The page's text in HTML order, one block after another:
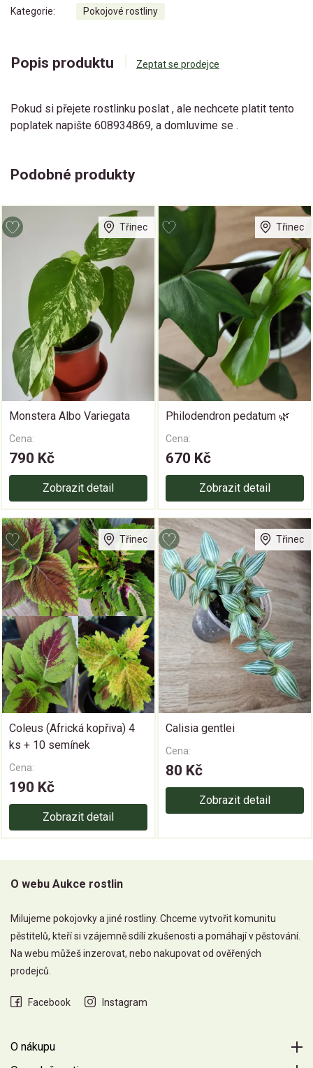
Kategorie: Pokojové rostliny
Popis produktu Zeptat se prodejce
Pokud si přejete rostlinku poslat , ale nechcete platit tento
poplatek napište 608934869, a domluvime se .
Podobné produkty
Třinec
Monstera Albo Variegata
Cena:
790 Kč
Zobrazit detail
Třinec
Philodendron pedatum 🌿
Cena:
670 Kč
Zobrazit detail
Třinec
Coleus (Africká kopřiva) 4
ks + 10 semínek
Cena:
190 Kč
Zobrazit detail
Třinec
Calisia gentlei
Cena:
80 Kč
Zobrazit detail
O webu Aukce rostlin
Milujeme pokojovky a jiné rostliny. Chceme vytvořit komunitu
pěstitelů, kteří si vzájemně sdílí zkušenosti a pomáhají v pěstování.
Na webu můžeš inzerovat, nebo nakupovat od ověřených
prodejců.
Facebook Instagram
O nákupu